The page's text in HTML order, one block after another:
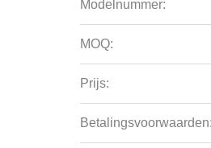
Modelnummer:
MOQ:
Prijs: